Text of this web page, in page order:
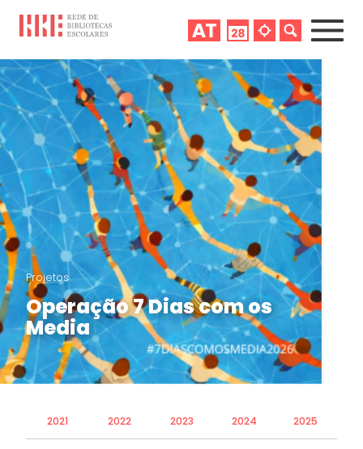
Projetos
Operação 7 Dias com os
Media
2021 2022 2023 2024 2025